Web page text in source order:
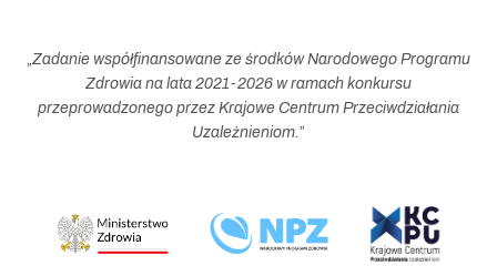
Zadanie współfinansowane ze środków Narodowego Programu
Zdrowia na lata 2021-2026 w ramach konkursu
przeprowadzonego przez Krajowe Centrum Przeciwdziałania
Uzależnieniom. ”